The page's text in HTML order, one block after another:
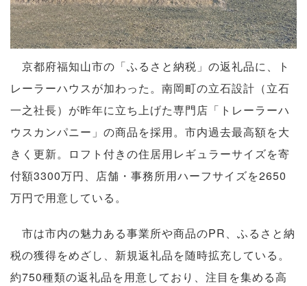
京都府福知山市の「ふるさと納税」の返礼品に、ト
レーラーハウスが加わった。南岡町の立石設計（立石
一之社長）が昨年に立ち上げた専門店「トレーラーハ
ウスカンパニー」の商品を採用。市内過去最高額を大
きく更新。ロフト付きの住居用レギュラーサイズを寄
付額3300万円、店舗・事務所用ハーフサイズを2650
万円で用意している。
市は市内の魅力ある事業所や商品のPR、ふるさと納
税の獲得をめざし、新規返礼品を随時拡充している。
約750種類の返礼品を用意しており、注目を集める高